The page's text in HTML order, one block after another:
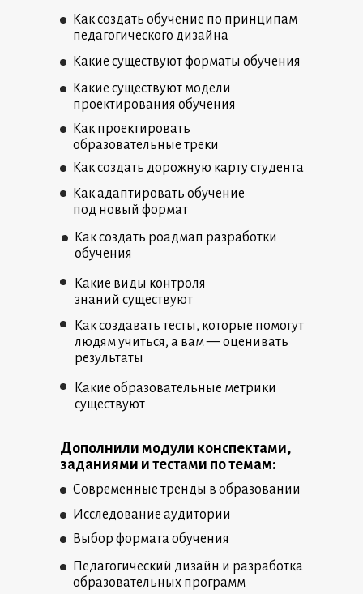
Современные тренды в образовании
Исследование аудитории
Выбор формата обучения
Педагогический дизайн и разработка
образовательных программ
Какие существуют форматы обучения
Какие существуют модели
проектирования обучения
Дополнили модули конспектами,
заданиями и тестами по темам:
Как создать обучение по принципам
педагогического дизайна
Как проектировать
образовательные треки
Как создать дорожную карту студента
Как адаптировать обучение
под новый формат
Как создать роадмап разработки
обучения
Какие виды контроля
знаний существуют
Как создавать тесты, которые помогут
людям учиться, а вам — оценивать
результаты
Какие образовательные метрики
существуют